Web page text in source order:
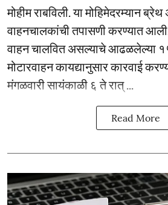
मोहीम राबविली. या मोहिमेदरम्यान
वाहनचालकांची तपासणी करण्यात
वाहन चालवित असल्याचे आढळलेल्या
मोटारवाहन कायद्यानुसार कारवाई
मंगळवारी सायंकाळी ६ ते रात् ...
Read More